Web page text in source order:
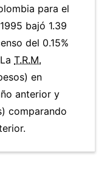
para el
bajó 1.39
del 0.15%
T.R.M.
en
anterior y
comparando